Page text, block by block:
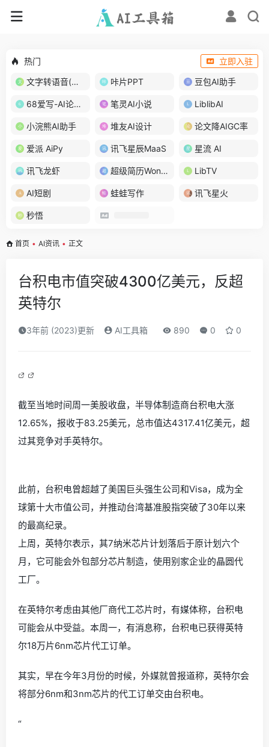
热门
立即入驻
文字转语音(琅琅配音)
咔片PPT 豆包AI助手
68爱写-AI论文写作 笔灵AI小说 LiblibAI
小浣熊AI助手 堆友AI设计 论文降AIGC率
爱派 AiPy 讯飞星辰MaaS 星流 AI
讯飞龙虾 超级简历WonderCV LibTV
AI短剧 蛙蛙写作 讯飞星火
秒悟
首页 • AI资讯 • 正文
台积电市值突破4300亿美元，反超
英特尔
3年前 (2023)更新 AI工具箱 890 0 0
截至当地时间周一美股收盘，半导体制造商台积电大涨
12.65%，报收于83.25美元，总市值达4317.41亿美元，超
过其竞争对手英特尔。
此前，台积电曾超越了美国巨头强生公司和Visa，成为全
球第十大市值公司，并推动台湾基准股指突破了30年以来
的最高纪录。
上周，英特尔表示，其7纳米芯片计划落后于原计划六个
月，它可能会外包部分芯片制造，使用别家企业的晶圆代
工厂。
在英特尔考虑由其他厂商代工芯片时，有媒体称，台积电
可能会从中受益。本周一，有消息称，台积电已获得英特
尔18万片6nm芯片代工订单。
其实，早在今年3月份的时候，外媒就曾报道称，英特尔会
将部分6nm和3nm芯片的代工订单交由台积电。
“